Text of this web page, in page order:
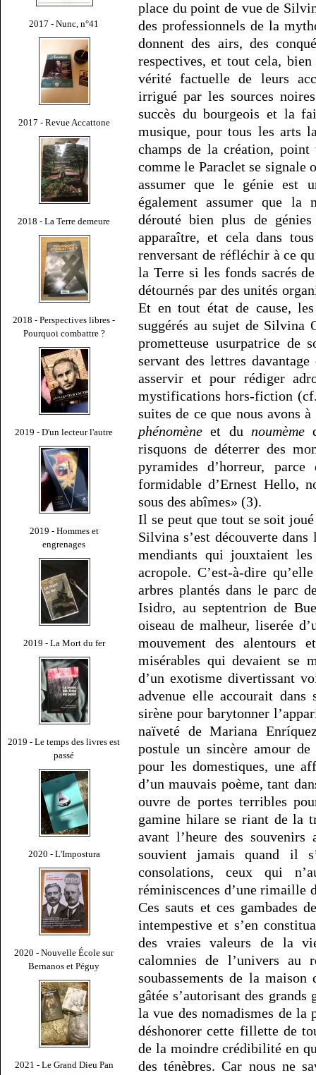
2017 - Nunc, n°41
2017 - Revue Accattone
2018 - La Terre demeure
2018 - Perspectives libres -
Pourquoi combattre ?
2019 - D'un lecteur l'autre
2019 - Hommes et
engrenages
2019 - La Mort du fer
2019 - Le temps des livres est
passé
2020 - L'Impostura
2020 - Nouvelle École sur
Bernanos et Péguy
2021 - Le Grand Dieu Pan
place du point de vue de
des professionnels de la
donnent des airs, des
respectives, et tout cela,
vérité factuelle de leurs
irrigué par les sources
succès du bourgeois et la
musique, pour tous les arts
champs de la création, point
comme le Paraclet se signale
assumer que le génie est
également assumer que la
dérouté bien plus de
apparaître, et cela dans
renversant de réfléchir à ce
la Terre si les fonds sacrés
détournés par des unités
Et en tout état de cause,
suggérés au sujet de Silvina
prometteuse usurpatrice de
servant des lettres
asservir et pour rédiger
mystifications hors-fiction
suites de ce que nous avons
phénomène et du noumème
risquons de déterrer des
pyramides d’horreur,
formidable d’Ernest Hello,
sous des abîmes» (3).
Il se peut que tout se soit
Silvina s’est découverte
mendiants qui jouxtaient
acropole. C’est-à-dire
arbres plantés dans le parc
Isidro, au septentrion de
oiseau de malheur, liserée
mouvement des alentours
misérables qui devaient se
d’un exotisme divertissant
advenue elle accourait
sirène pour barytonner
naïveté de Mariana
postule un sincère amour
pour les domestiques, une
d’un mauvais poème, tant
ouvre de portes terribles
gamine hilare se riant de la
avant l’heure des
souvient jamais quand il
consolations, ceux qui
réminiscences d’une rimaille
Ces sauts et ces gambades
intempestive et s’en
des vraies valeurs de la
calomnies de l’univers
soubassements de la
gâtée s’autorisant des grands
la vue des nomadismes de la
déshonorer cette fillette de
de la moindre crédibilité en
des ténèbres. Car nous ne